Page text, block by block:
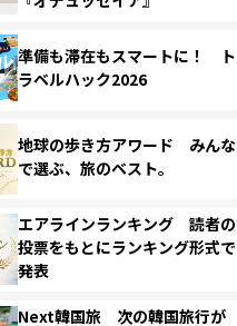
準備も滞在もスマートに！ ト
ラベルハック2026
地球の歩き方アワード みんな
で選ぶ、旅のベスト。
エアラインランキング 読者の
投票をもとにランキング形式で
発表
Next韓国旅 次の韓国旅行が